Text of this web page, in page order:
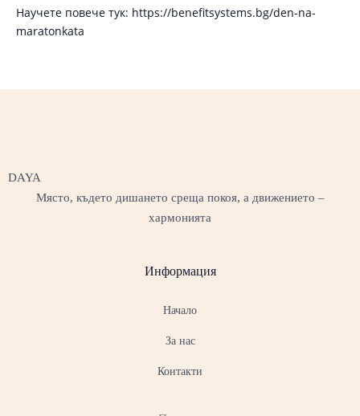
Научете повече тук: https://benefitsystems.bg/den-na-
maratonkata
DAYA
Място, където дишането среща покоя, а движението –
хармонията
Информация
Начало
За нас
Контакти